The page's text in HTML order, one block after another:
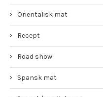
Orientalisk mat
Recept
Road show
Spansk mat